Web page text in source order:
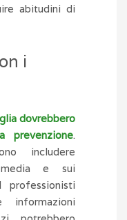
abitudini di
i
dovrebbero
prevenzione.
includere
e sui
professionisti
informazioni